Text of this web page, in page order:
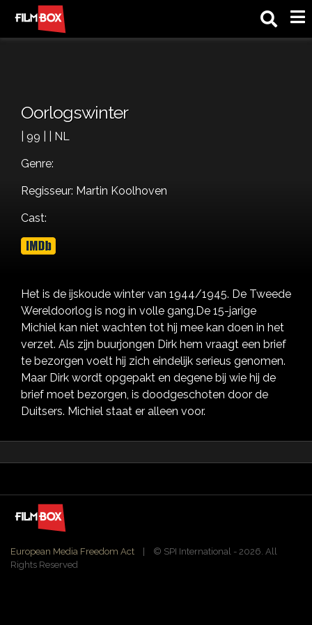
Oorlogswinter
| 99 | | NL
Genre:
Regisseur: Martin Koolhoven
Cast:
Het is de ijskoude winter van 1944/1945. De Tweede
Wereldoorlog is nog in volle gang.De 15-jarige
Michiel kan niet wachten tot hij mee kan doen in het
verzet. Als zijn buurjongen Dirk hem vraagt een brief
te bezorgen voelt hij zich eindelijk serieus genomen.
Maar Dirk wordt opgepakt en degene bij wie hij de
brief moet bezorgen, is doodgeschoten door de
Duitsers. Michiel staat er alleen voor.
European Media Freedom Act | ©️ SPI International - 2026. All
Rights Reserved